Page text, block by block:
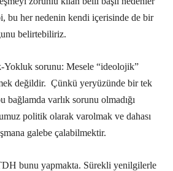
bu her nedenin kendi içerisinde de bir
belirtebiliriz.
Yokluk sorunu: Mesele “ideolojik”
değildir. Çünkü yeryüzünde bir tek
bağlamda varlık sorunu olmadığı
politik olarak varolmak ve dahası
galebe çalabilmektir.
bunu yapmakta. Sürekli yenilgilerle